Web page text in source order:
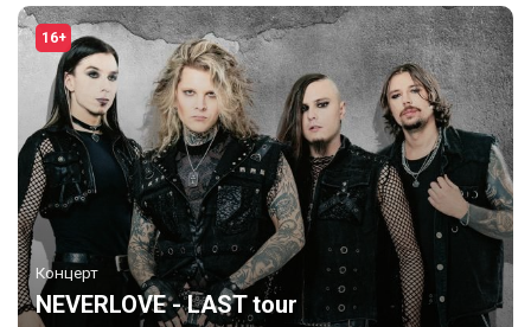
16+
Концерт
NEVERLOVE - LAST tour